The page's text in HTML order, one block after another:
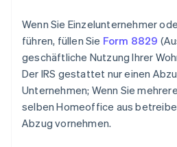
Wenn Sie Einzelunternehmer
führen, füllen Sie Form 8829
geschäftliche Nutzung Ihrer
Der IRS gestattet nur einen
Unternehmen; Wenn Sie
selben Homeoffice aus
Abzug vornehmen.